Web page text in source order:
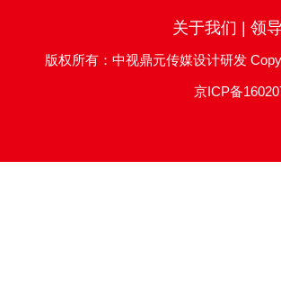
关于我们 领
版权所有：中视鼎元传媒设计研发
京ICP备